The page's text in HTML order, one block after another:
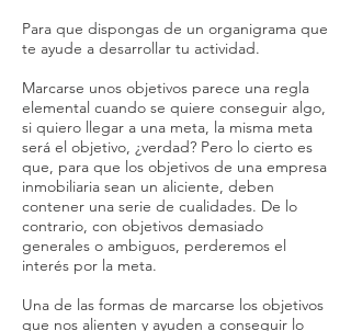
Para que dispongas de un organigrama que
te ayude a desarrollar tu actividad.
Marcarse unos objetivos parece una regla
elemental cuando se quiere conseguir algo,
si quiero llegar a una meta, la misma meta
será el objetivo, ¿verdad? Pero lo cierto es
que, para que los objetivos de una empresa
inmobiliaria sean un aliciente, deben
contener una serie de cualidades. De lo
contrario, con objetivos demasiado
generales o ambiguos, perderemos el
interés por la meta.
Una de las formas de marcarse los objetivos
que nos alienten y ayuden a conseguir lo